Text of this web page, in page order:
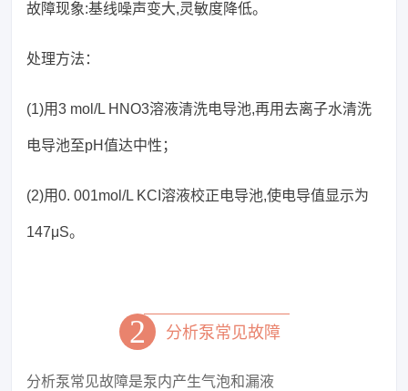
故障现象:基线噪声变大,灵敏度降低。
处理方法：
(1)用3 mol/L HNO3溶液清洗电导池,再用去离子水清洗
电导池至pH值达中性；
(2)用0. 001mol/L KCI溶液校正电导池,使电导值显示为
147μS。
2 分析泵常见故障
分析泵常见故障是泵内产生气泡和漏液